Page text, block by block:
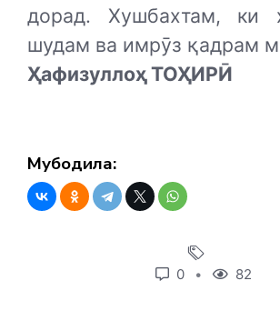
дорад. Хушбахтам, ки
шудам ва имрӯз қадрам
Ҳафизуллоҳ ТОҲИРӢ
Мубодила:
0 82